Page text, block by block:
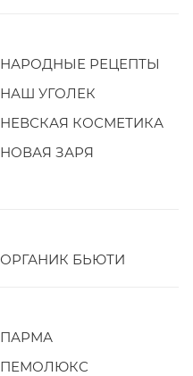
НАРОДНЫЕ РЕЦЕПТЫ
НАШ УГОЛЕК
НЕВСКАЯ КОСМЕТИКА
НОВАЯ ЗАРЯ
ОРГАНИК БЬЮТИ
ПАРМА
ПЕМОЛЮКС